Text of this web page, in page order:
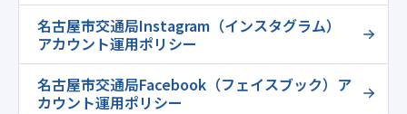
名古屋市交通局Instagram（インスタグラム）
アカウント運用ポリシー
名古屋市交通局Facebook（フェイスブック）ア
カウント運用ポリシー